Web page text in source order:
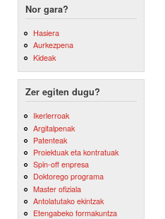
Nor gara?
Hasiera
Aurkezpena
Kideak
Zer egiten dugu?
Ikerlerroak
Argitalpenak
Patenteak
Proiektuak eta kontratuak
Spin-off enpresa
Doktorego programa
Master ofiziala
Antolatutako ekintzak
Etengabeko formakuntza